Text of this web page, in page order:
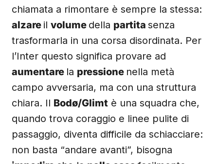
chiamata a rimontare è sempre la stessa:
alzare il volume della partita senza
trasformarla in una corsa disordinata. Per
l’Inter questo significa provare ad
aumentare la pressione nella metà
campo avversaria, ma con una struttura
chiara. Il Bodø/Glimt è una squadra che,
quando trova coraggio e linee pulite di
passaggio, diventa difficile da schiacciare:
non basta “andare avanti”, bisogna